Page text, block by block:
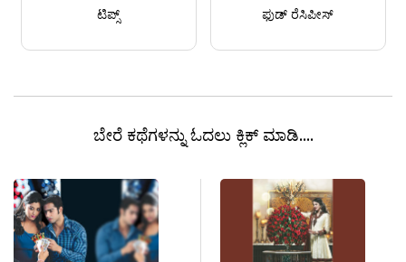
ಟಿಪ್ಸ್
ಫುಡ್ ರೆಸಿಪೀಸ್
ಬೇರೆ ಕಥೆಗಳನ್ನು ಓದಲು ಕ್ಲಿಕ್ ಮಾಡಿ....